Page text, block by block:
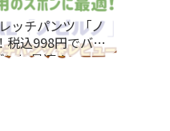
ッチパンツ 「ノ
税込998円でバイ
ンに最適！